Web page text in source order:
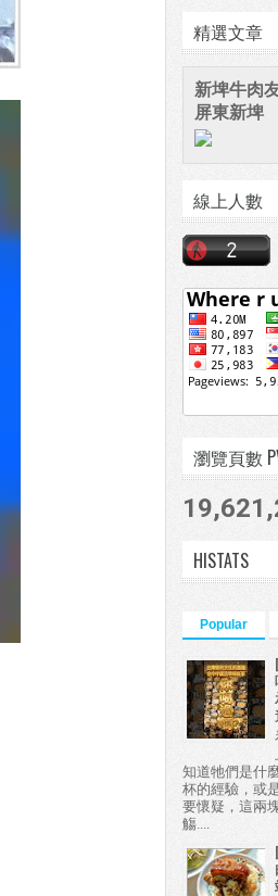
精選文章
新埤牛肉
屏東新埤
線上人數
瀏覽頁數
HISTATS
Popular
知道牠們是什
杯的經驗，或
要懷疑，這兩
觴....